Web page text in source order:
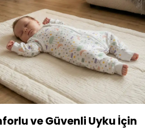
ve Güvenli Uyku İçin